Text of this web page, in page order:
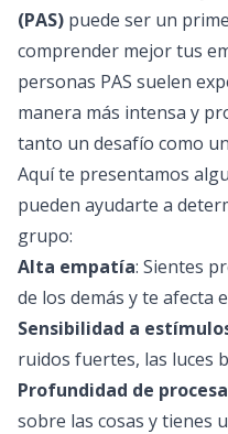
(PAS) puede ser un
comprender mejor tus
personas PAS suelen
manera más intensa y
tanto un desafío como
Aquí te presentamos
pueden ayudarte a
grupo:
Alta empatía: Sientes
de los demás y te afecta
Sensibilidad a
ruidos fuertes, las luces
Profundidad de
sobre las cosas y tienes